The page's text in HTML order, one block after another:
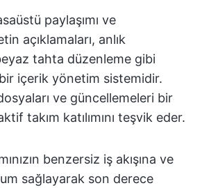
paylaşımı ve
açıklamaları, anlık
tahta düzenleme gibi
içerik yönetim sistemidir.
ve güncellemeleri bir
takım katılımını teşvik eder.
benzersiz iş akışına ve
sağlayarak son derece